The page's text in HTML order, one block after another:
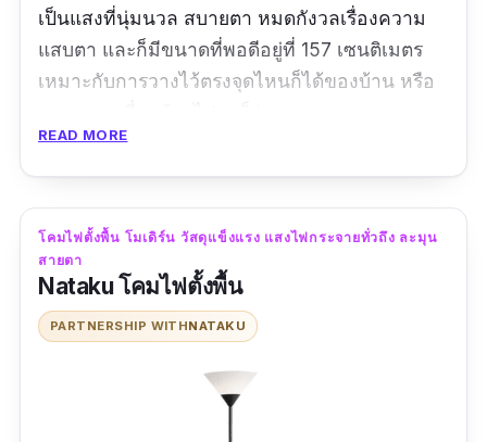
เป็นแสงที่นุ่มนวล สบายตา หมดกังวลเรื่องความ
แสบตา และก็มีขนาดที่พอดีอยู่ที่ 157 เซนติเมตร
เหมาะกับการวางไว้ตรงจุดไหนก็ได้ของบ้าน หรือ
วัสดุ : โลหะ พีวีซี และผ้าทีซีสีดำ
READ MORE
โคมไฟตั้งพื้น โมเดิร์น วัสดุแข็งแรง แสงไฟกระจายทั่วถึง ละมุน
สายตา
Nataku โคมไฟตั้งพื้น
PARTNERSHIP WITHNATAKU